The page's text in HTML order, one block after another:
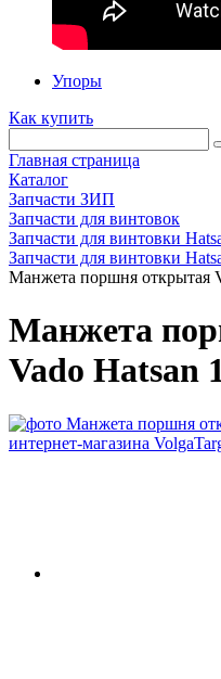
Упоры
Как купить
Главная страница
Каталог
Запчасти ЗИП
Запчасти для винтовок
Запчасти для винтовки
Запчасти для винтовки
Манжета поршня открытая
Манжета
Vado Hatsan